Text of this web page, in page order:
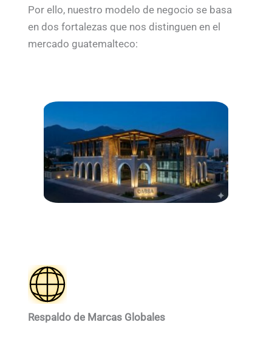
Por ello, nuestro modelo de negocio se basa
en dos fortalezas que nos distinguen en el
mercado guatemalteco:
Respaldo de Marcas Globales